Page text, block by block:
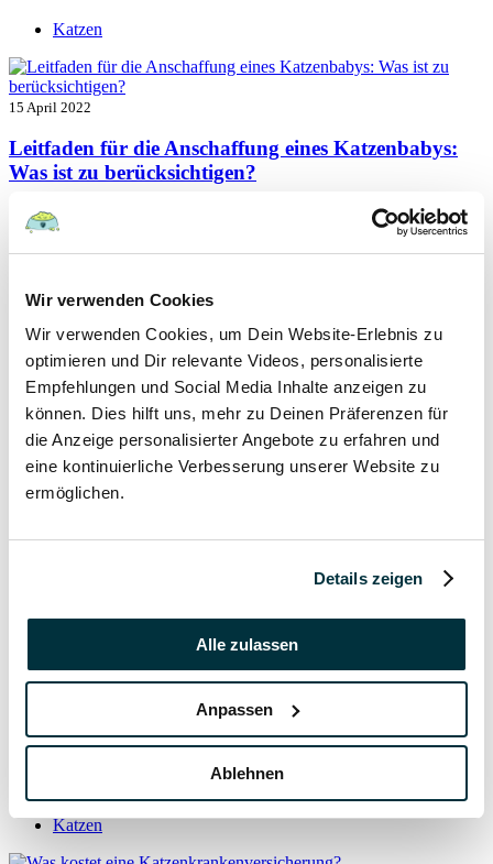
Wir verwenden Cookies
Wir verwenden Cookies, um Dein Website-Erlebnis zu
optimieren und Dir relevante Videos, personalisierte
Empfehlungen und Social Media Inhalte anzeigen zu
können. Dies hilft uns, mehr zu Deinen Präferenzen für
die Anzeige personalisierter Angebote zu erfahren und
eine kontinuierliche Verbesserung unserer Website zu
ermöglichen.
Details zeigen
Alle zulassen
Anpassen
Ablehnen
Katzen
15 April 2022
Leitfaden für die Anschaffung eines Katzenbabys:
Was ist zu berücksichtigen?
Katzen
Hunde
Katzen
Tierkrankheiten
Katzenversicherung ohne Wartezeit
Katzen
Katzenversicherung mit Impfung
Katzen
17 November 2021
Katzenversicherung mit Kastration
Katzen